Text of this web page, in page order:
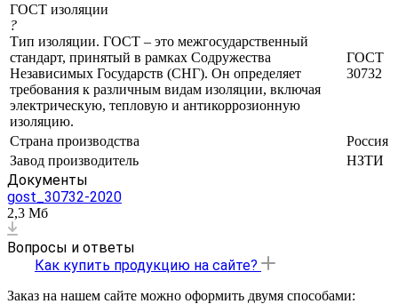
ГОСТ изоляции
?
Тип изоляции. ГОСТ – это межгосударственный
стандарт, принятый в рамках Содружества
Независимых Государств (СНГ). Он определяет
требования к различным видам изоляции, включая
электрическую, тепловую и антикоррозионную
изоляцию.
ГОСТ
30732
Страна производства
Россия
Завод производитель
НЗТИ
Документы
gost_30732-2020
2,3 Мб
Вопросы и ответы
Как купить продукцию на сайте?
Заказ на нашем сайте можно оформить двумя способами: